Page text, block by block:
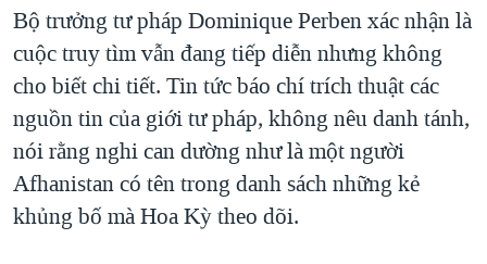
KHOA HỌC
SỨC KHOẺ
VĂN HOÁ
THỂ THAO
GIÁO DỤC
NGÀY TỊ NẠN THẾ GIỚI
TRỊNH VĨNH BÌNH - NGƯỜI HẠ 'BÊN THẮNG CUỘC'
GROUND ZERO – XƯA VÀ NAY
CHI PHÍ CHIẾN TRANH AFGHANISTAN
CÁC GIÁ TRỊ CỘNG HÒA Ở VIỆT NAM
THƯỢNG ĐỈNH TRUMP-KIM TẠI VIỆT NAM
Ngôn ngữ khác
Bộ trưởng tư pháp Dominique Perben xác nhận là
cuộc truy tìm vẫn đang tiếp diễn nhưng không
cho biết chi tiết. Tin tức báo chí trích thuật các
nguồn tin của giới tư pháp, không nêu danh tánh,
nói rằng nghi can dường như là một người
Afhanistan có tên trong danh sách những kẻ
khủng bố mà Hoa Kỳ theo dõi.